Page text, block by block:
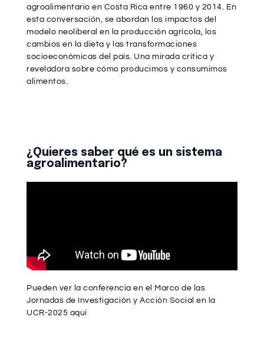
agroalimentario en Costa Rica entre 1960 y 2014. En
esta conversación, se abordan los impactos del
modelo neoliberal en la producción agrícola, los
cambios en la dieta y las transformaciones
socioeconómicas del país. Una mirada crítica y
reveladora sobre cómo producimos y consumimos
alimentos.
¿Quieres saber qué es un sistema
agroalimentario?
Pueden ver la conferencia en el Marco de las
Jornadas de Investigación y Acción Social en la
UCR-2025 aquí